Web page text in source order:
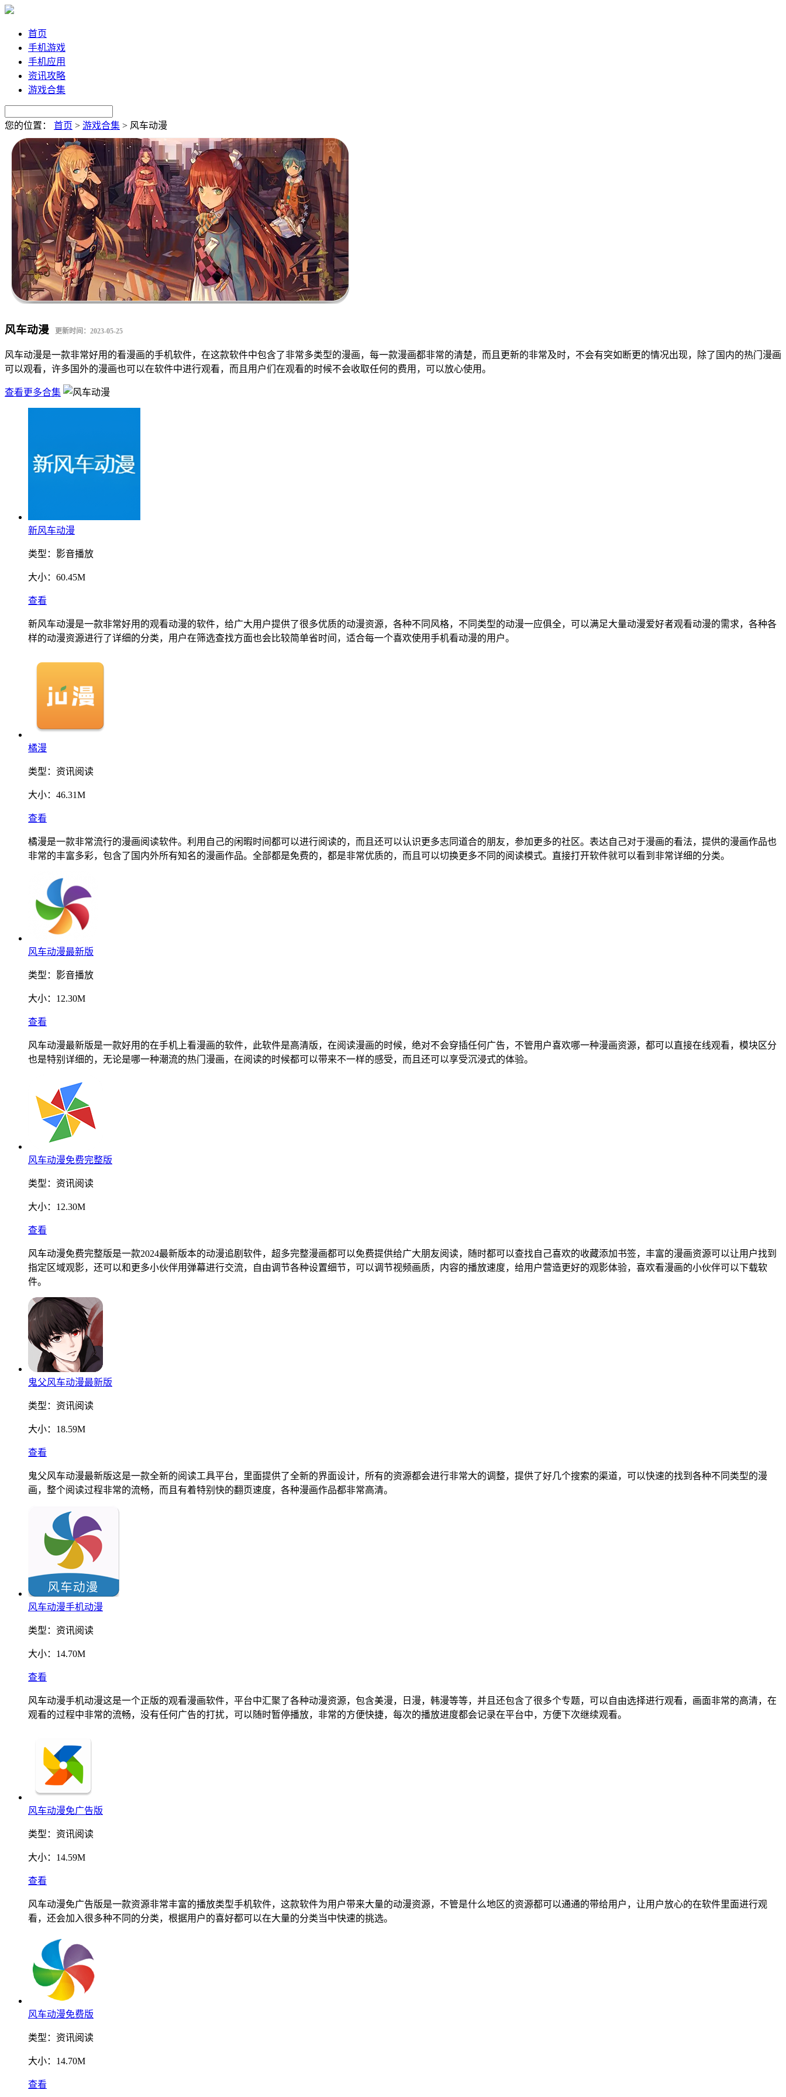
首页
手机游戏
手机应用
资讯攻略
游戏合集
您的位置： 首页 > 游戏合集 > 风车动漫
风车动漫 更新时间：2023-05-25
风车动漫是一款非常好用的看漫画的手机软件，在这款软件中包含了非常多类型的漫画，每一款漫画都非常的清楚，而且更新的非常及时，不会有突如断更的情况出现，除了国内的热门漫画
可以观看，许多国外的漫画也可以在软件中进行观看，而且用户们在观看的时候不会收取任何的费用，可以放心使用。
查看更多合集
新风车动漫
类型： 影音播放
大小： 60.45M
查看
新风车动漫是一款非常好用的观看动漫的软件，给广大用户提供了很多优质的动漫资源，各种不同风格，不同类型的动漫一应俱全，可以满足大量动漫爱好者观看动漫的需求，各种各
样的动漫资源进行了详细的分类，用户在筛选查找方面也会比较简单省时间，适合每一个喜欢使用手机看动漫的用户。
橘漫
类型： 资讯阅读
大小： 46.31M
查看
橘漫是一款非常流行的漫画阅读软件。利用自己的闲暇时间都可以进行阅读的，而且还可以认识更多志同道合的朋友，参加更多的社区。表达自己对于漫画的看法，提供的漫画作品也
非常的丰富多彩，包含了国内外所有知名的漫画作品。全部都是免费的，都是非常优质的，而且可以切换更多不同的阅读模式。直接打开软件就可以看到非常详细的分类。
风车动漫最新版
类型： 影音播放
大小： 12.30M
查看
风车动漫最新版是一款好用的在手机上看漫画的软件，此软件是高清版，在阅读漫画的时候，绝对不会穿插任何广告，不管用户喜欢哪一种漫画资源，都可以直接在线观看，模块区分
也是特别详细的，无论是哪一种潮流的热门漫画，在阅读的时候都可以带来不一样的感受，而且还可以享受沉浸式的体验。
风车动漫免费完整版
类型： 资讯阅读
大小： 12.30M
查看
风车动漫免费完整版是一款2024最新版本的动漫追剧软件，超多完整漫画都可以免费提供给广大朋友阅读，随时都可以查找自己喜欢的收藏添加书签，丰富的漫画资源可以让用户找到
指定区域观影，还可以和更多小伙伴用弹幕进行交流，自由调节各种设置细节，可以调节视频画质，内容的播放速度，给用户营造更好的观影体验，喜欢看漫画的小伙伴可以下载软
件。
鬼父风车动漫最新版
类型： 资讯阅读
大小： 18.59M
查看
鬼父风车动漫最新版这是一款全新的阅读工具平台，里面提供了全新的界面设计，所有的资源都会进行非常大的调整，提供了好几个搜索的渠道，可以快速的找到各种不同类型的漫
画，整个阅读过程非常的流畅，而且有着特别快的翻页速度，各种漫画作品都非常高清。
风车动漫手机动漫
类型： 资讯阅读
大小： 14.70M
查看
风车动漫手机动漫这是一个正版的观看漫画软件，平台中汇聚了各种动漫资源，包含美漫，日漫，韩漫等等，并且还包含了很多个专题，可以自由选择进行观看，画面非常的高清，在
观看的过程中非常的流畅，没有任何广告的打扰，可以随时暂停播放，非常的方便快捷，每次的播放进度都会记录在平台中，方便下次继续观看。
风车动漫免广告版
类型： 资讯阅读
大小： 14.59M
查看
风车动漫免广告版是一款资源非常丰富的播放类型手机软件，这款软件为用户带来大量的动漫资源，不管是什么地区的资源都可以通通的带给用户，让用户放心的在软件里面进行观
看，还会加入很多种不同的分类，根据用户的喜好都可以在大量的分类当中快速的挑选。
风车动漫免费版
类型： 资讯阅读
大小： 14.70M
查看